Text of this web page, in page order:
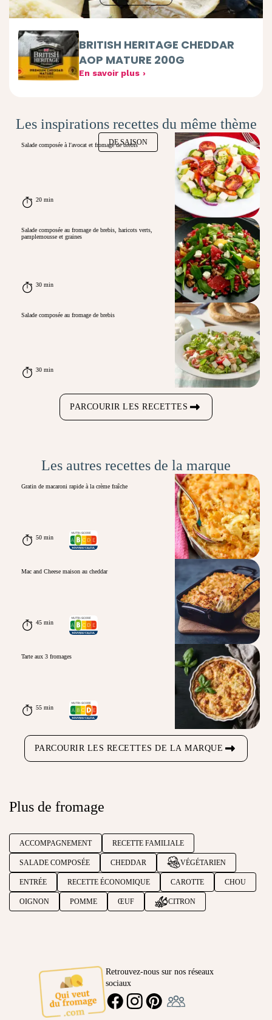
BRITISH HERITAGE CHEDDAR
AOP MATURE 200G
En savoir plus
Les inspirations recettes du même thème
DE SAISON
Salade composée à l'avocat et fromage de brebis
20 min
Salade composée au fromage de brebis, haricots verts,
pamplemousse et graines
30 min
Salade composée au fromage de brebis
30 min
PARCOURIR LES RECETTES
Les autres recettes de la marque
Gratin de macaroni rapide à la crème fraîche
50 min
Mac and Cheese maison au cheddar
45 min
Tarte aux 3 fromages
55 min
PARCOURIR LES RECETTES DE LA MARQUE
Plus de fromage
ACCOMPAGNEMENT RECETTE FAMILIALE
SALADE COMPOSÉE CHEDDAR VÉGÉTARIEN
ENTRÉE RECETTE ÉCONOMIQUE CAROTTE CHOU
OIGNON POMME ŒUF CITRON
Retrouvez-nous sur nos réseaux
sociaux
FACEBOOKINSTAGRAMPINTEREST